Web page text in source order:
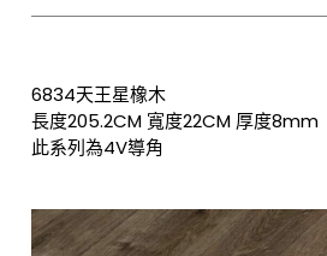
6834天王星橡木
長度205.2CM 寬度22CM 厚度8mm
此系列為4V導角